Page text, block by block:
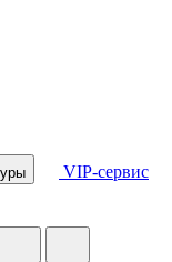
VIP-сервис